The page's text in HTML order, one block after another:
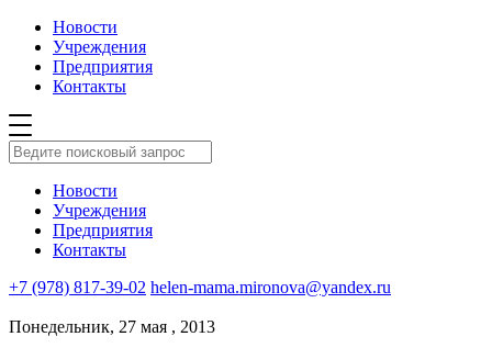
Новости
Учреждения
Предприятия
Контакты
Новости
Учреждения
Предприятия
Контакты
+7 (978) 817-39-02 helen-mama.mironova@yandex.ru
Понедельник, 27 мая , 2013